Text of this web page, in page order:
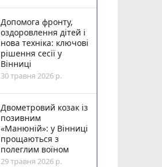
Допомога фронту,
оздоровлення дітей і
нова техніка: ключові
рішення сесії у
Вінниці
30 травня 2026 р.
Двометровий козак із
позивним
«Манюній»: у Вінниці
прощаються з
полеглим воїном
29 травня 2026 р.